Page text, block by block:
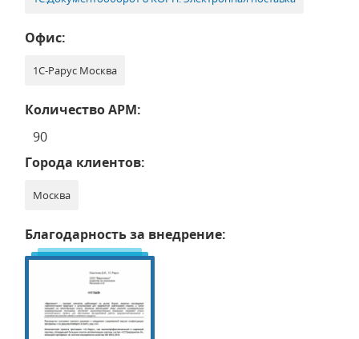
Офис:
1С-Рарус Москва
Количество АРМ:
90
Города клиентов:
Москва
Благодарность за внедрение: